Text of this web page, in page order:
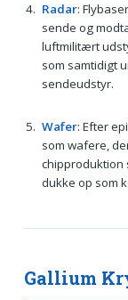
Radar:
sende og
luftmilitært
som samtidigt
sendeudstyr.
Wafer: Efter
som wafere,
chipproduktion
dukke op som
Gallium